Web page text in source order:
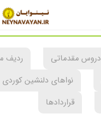
دروس مقدماتی
ردیف
نواهای دلنشین کوردی
قراردادها